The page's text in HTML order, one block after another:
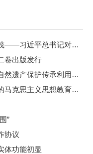
让中朝传统友谊之树更加根深叶茂——习近平总书记对朝鲜进行国事访问纪实
卷出版发行
在习近平文化思想引领下文化和自然遗产保护传承利用工作开创新局面
伟大征程丨延安整风：一次深刻的马克思主义思想教育运动
”
协议
体功能初显